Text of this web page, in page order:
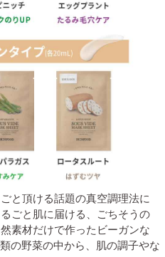
と頂ける話題の真空調理法に
ごと肌に届ける、ごちそうの
素材だけで作ったビーガンな
の野菜の中から、肌の調子やな